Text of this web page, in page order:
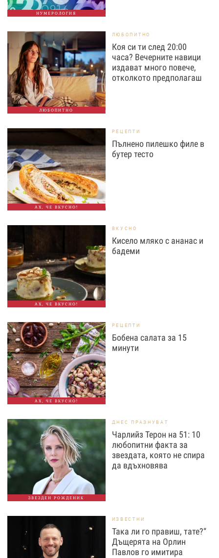
НУМЕРОЛОГИЯ
ЛЮБОПИТНО
ЛЮБОПИТНО
Коя си ти след 20:00
часа? Вечерните навици
издават много повече,
отколкото предполагаш
АХ, ЧЕ ВКУСНО!
РЕЦЕПТИ
Пълнено пилешко филе в
бутер тесто
АХ, ЧЕ ВКУСНО!
ВКУСНО
Кисело мляко с ананас и
бадеми
АХ, ЧЕ ВКУСНО!
РЕЦЕПТИ
Бобена салата за 15
минути
ЗВЕЗДЕН РОЖДЕНИК
ДНЕС ПРАЗНУВАТ
Чарлийз Терон на 51: 10
любопитни факта за
звездата, която не спира
да вдъхновява
ИЗВЕСТНИ
Така ли го правиш, тате?“
Дъщерята на Орлин
Павлов го имитира